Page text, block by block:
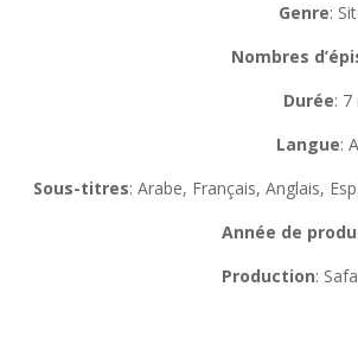
Genre:
Nombres
Durée: 7
Langue:
Sous-titres: Arabe, Français, Anglais,
Année de
Production: